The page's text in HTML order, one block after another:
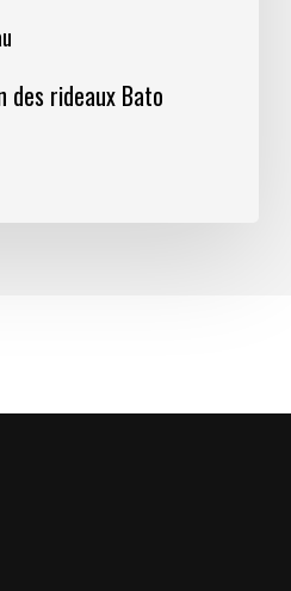
des rideaux Bato